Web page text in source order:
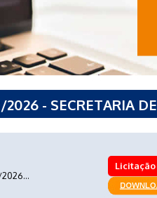
- SECRETARIA
Licitação